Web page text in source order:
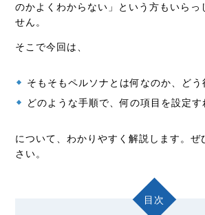
のかよくわからない」という方もいらっ
せん。
そこで今回は、
そもそもペルソナとは何なのか、どう
どのような手順で、何の項目を設定
について、わかりやすく解説します。ぜ
さい。
目次